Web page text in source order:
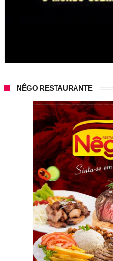
NÊGO RESTAURANTE